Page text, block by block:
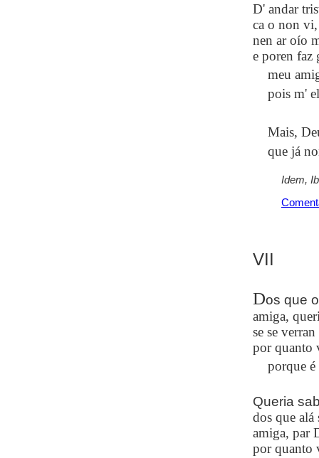
D' andar
ca o non
nen ar oío
e poren faz
meu
pois m'
Mais,
que já
Idem,
VII
Dos que
amiga,
se se
por quanto
porque
Queria
dos que alá
amiga, par
por quanto